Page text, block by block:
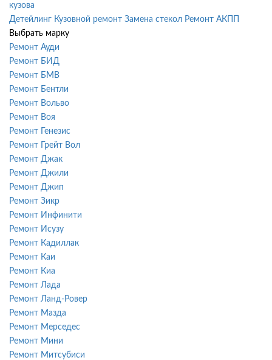
кузова
Детейлинг Кузовной ремонт Замена стекол Ремонт АКПП
Выбрать марку
Ремонт Ауди
Ремонт БИД
Ремонт БМВ
Ремонт Бентли
Ремонт Вольво
Ремонт Воя
Ремонт Генезис
Ремонт Грейт Вол
Ремонт Джак
Ремонт Джили
Ремонт Джип
Ремонт Зикр
Ремонт Инфинити
Ремонт Исузу
Ремонт Кадиллак
Ремонт Каи
Ремонт Киа
Ремонт Лада
Ремонт Ланд-Ровер
Ремонт Мазда
Ремонт Мерседес
Ремонт Мини
Ремонт Митсубиси